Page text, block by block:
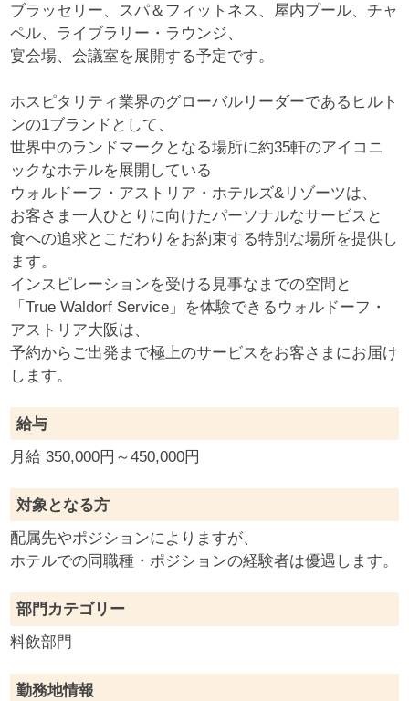
ブラッセリー、スパ＆フィットネス、屋内プール、チャ
ペル、ライブラリー・ラウンジ、
宴会場、会議室を展開する予定です。
ホスピタリティ業界のグローバルリーダーであるヒルト
ンの1ブランドとして、
世界中のランドマークとなる場所に約35軒のアイコニ
ックなホテルを展開している
ウォルドーフ・アストリア・ホテルズ&リゾーツは、
お客さま一人ひとりに向けたパーソナルなサービスと
食への追求とこだわりをお約束する特別な場所を提供し
ます。
インスピレーションを受ける見事なまでの空間と
「True Waldorf Service」を体験できるウォルドーフ・
アストリア大阪は、
予約からご出発まで極上のサービスをお客さまにお届け
します。
給与
月給 350,000円～450,000円
対象となる方
配属先やポジションによりますが、
ホテルでの同職種・ポジションの経験者は優遇します。
部門カテゴリー
料飲部門
勤務地情報